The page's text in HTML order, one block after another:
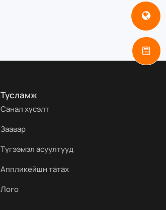
Тусламж
Санал хүсэлт
Заавар
Түгээмэл асуултууд
Аппликейшн татах
Лого